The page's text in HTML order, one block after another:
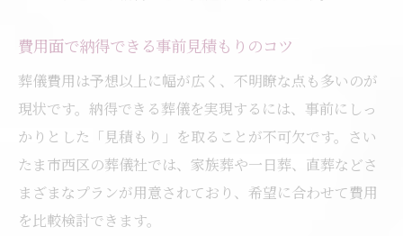
費用面で納得できる事前見積もりのコツ
葬儀費用は予想以上に幅が広く、不明瞭な点も多いのが
現状です。納得できる葬儀を実現するには、事前にしっ
かりとした「見積もり」を取ることが不可欠です。さい
たま市西区の葬儀社では、家族葬や一日葬、直葬などさ
まざまなプランが用意されており、希望に合わせて費用
を比較検討できます。